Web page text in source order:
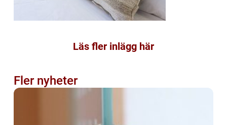
Läs fler inlägg här
Fler nyheter